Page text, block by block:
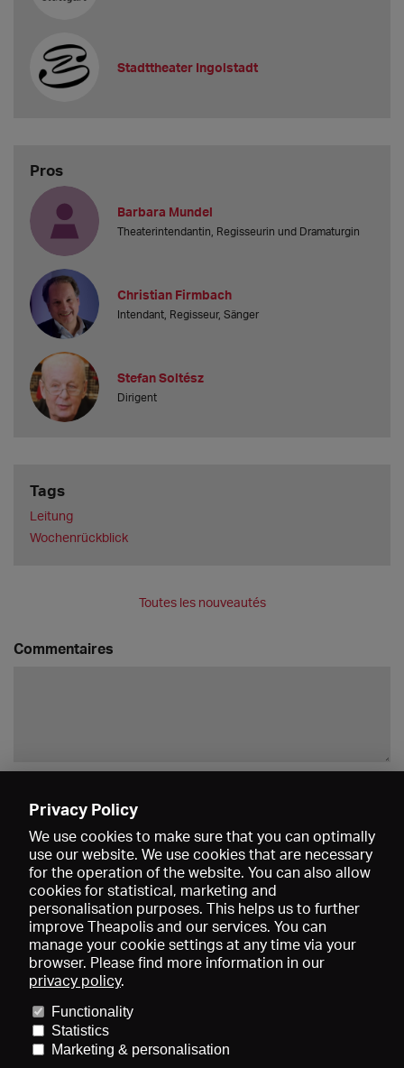
Stadttheater Ingolstadt
Pros
Barbara Mundel
Theaterintendantin, Regisseurin und Dramaturgin
Christian Firmbach
Intendant, Regisseur, Sänger
Stefan Soltész
Dirigent
Tags
Leitung
Wochenrückblick
Toutes les nouveautés
Commentaires
Données médiatiques
Conditions générales de vente
Contact
Aide Newsletter
Privacy Policy
We use cookies to make sure that you can optimally
use our website. We use cookies that are necessary
for the operation of the website. You can also allow
cookies for statistical, marketing and
personalisation purposes. This helps us to further
improve Theapolis and our services. You can
manage your cookie settings at any time via your
browser. Please find more information in our
privacy policy.
Functionality
Statistics
Marketing & personalisation